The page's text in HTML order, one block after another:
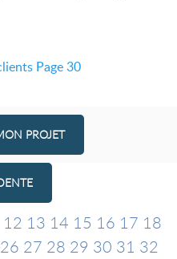
Page 30
PROJET
12 13 14 15 16 17 18
26 27 28 29 30 31 32